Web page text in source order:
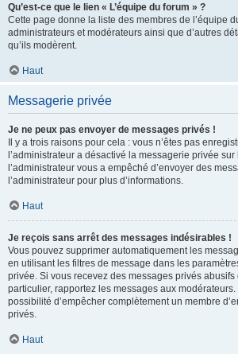
Qu’est-ce que le lien « L’équipe du forum » ?
Cette page donne la liste des membres de l’équipe
administrateurs et modérateurs ainsi que d’autres
qu’ils modèrent.
Haut
Messagerie privée
Je ne peux pas envoyer de messages privés !
Il y a trois raisons pour cela : vous n’êtes pas
l’administrateur a désactivé la messagerie privée sur
l’administrateur vous a empêché d’envoyer des
l’administrateur pour plus d’informations.
Haut
Je reçois sans arrêt des messages indésirables !
Vous pouvez supprimer automatiquement les
en utilisant les filtres de message dans les
privée. Si vous recevez des messages privés abusifs
particulier, rapportez les messages aux
possibilité d’empêcher complètement un membre
privés.
Haut